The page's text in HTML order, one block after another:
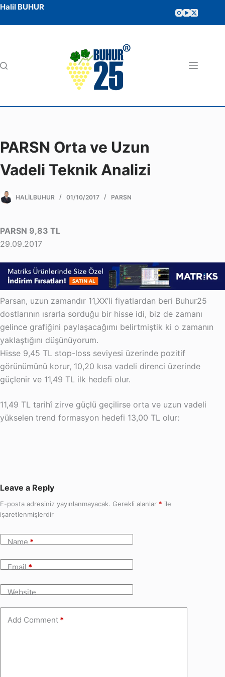
Halil BUHUR
PARSN Orta ve Uzun
Vadeli Teknik Analizi
HALILBUHUR 01/10/2017 PARSN
PARSN 9,83 TL
29.09.2017
Parsan, uzun zamandır 11,XX’li fiyatlardan beri Buhur25
dostlarının ısrarla sorduğu bir hisse idi, biz de zamanı
gelince grafiğini paylaşacağımı belirtmiştik ki o zamanın
yaklaştığını düşünüyorum.
Hisse 9,45 TL stop-loss seviyesi üzerinde pozitif
görünümünü korur, 10,20 kısa vadeli direnci üzerinde
güçlenir ve 11,49 TL ilk hedefi olur.
11,49 TL tarihî zirve güçlü geçilirse orta ve uzun vadeli
yükselen trend formasyon hedefi 13,00 TL olur:
Leave a Reply
E-posta adresiniz yayınlanmayacak. Gerekli alanlar * ile
işaretlenmişlerdir
Name*
Email*
Website
Add Comment *